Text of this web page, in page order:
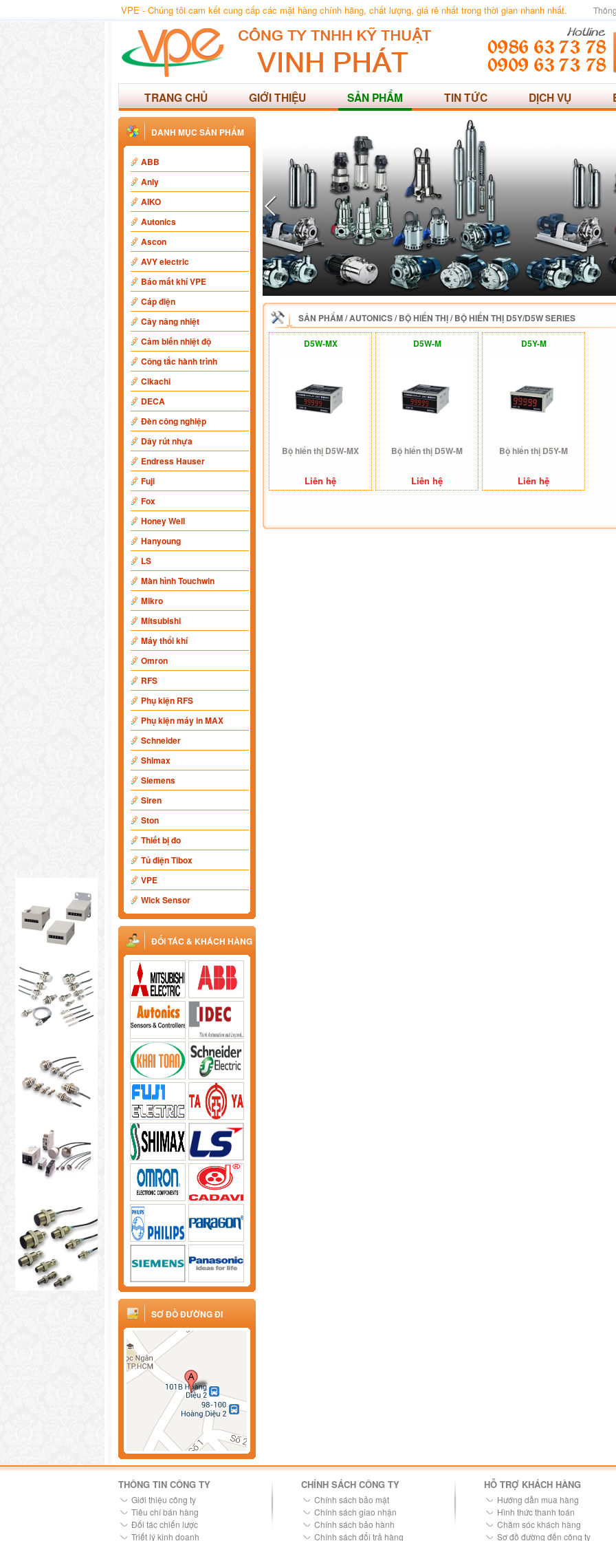
VPE - Chúng tôi cam kết cung cấp các mặt hàng chính hãng, chất lượng, giá rẻ nhất trong thời gian nhanh nhất.
TRANG CHỦ GIỚI THIỆU SẢN PHẨM TIN TỨC DỊCH VỤ
DANH MỤC SẢN PHẨM
ABB
Anly
AIKO
Autonics
Ascon
AVY electric
Báo mất khí VPE
Cáp điện
Cây nâng nhiệt
Cảm biến nhiệt độ
Công tắc hành trình
Cikachi
DECA
Đèn công nghiệp
Dây rút nhựa
Endress Hauser
Fuji
Fox
Honey Well
Hanyoung
LS
Màn hình Touchwin
Mikro
Mitsubishi
Máy thổi khí
Omron
RFS
Phụ kiện RFS
Phụ kiện máy in MAX
Schneider
Shimax
Siemens
Siren
Ston
Thiết bị đo
Tủ điện Tibox
VPE
Wick Sensor
ĐỐI TÁC & KHÁCH HÀNG
SƠ ĐỒ ĐƯỜNG ĐI
SẢN PHẨM/AUTONICS/BỘ HIỂN THỊ/BỘ HIỂN THỊ D5Y/D5W SERIES
D5W-MX
Bộ hiển thị D5W-MX
Liên hệ
D5W-M
Bộ hiển thị D5W-M
Liên hệ
D5Y-M
Bộ hiển thị D5Y-M
Liên hệ
THÔNG TIN CÔNG TY
Giới thiệu công ty
Tiêu chí bán hàng
Đối tác chiến lược
Triết lý kinh doanh
CHÍNH SÁCH CÔNG TY
Chính sách bảo mật
Chính sách giao nhận
Chính sách bảo hành
Chính sách đổi trả hàng
HỖ TRỢ KHÁCH HÀNG
Hướng dẫn mua hàng
Hình thức thanh toán
Chăm sóc khách hàng
Sơ đồ đường đến công ty